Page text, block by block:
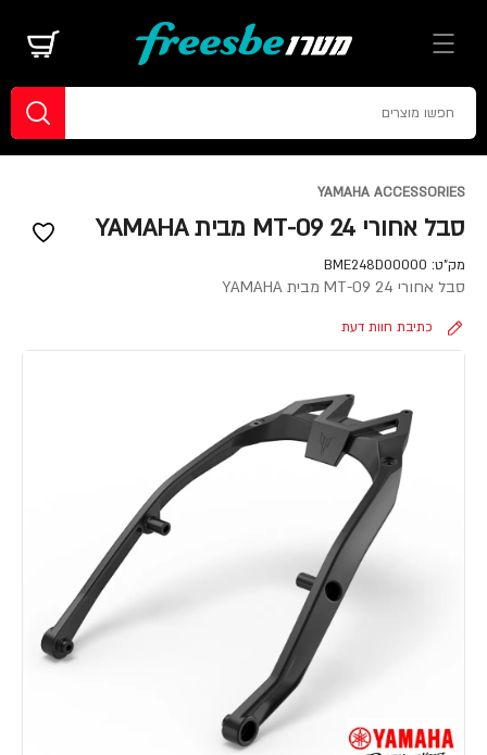
YAMAHA ACCESSORIES
סבל אחורי MT-09 24 מבית YAMAHA
מק"ט: BME248D00000
סבל אחורי MT-09 24 מבית YAMAHA
כתיבת חוות דעת